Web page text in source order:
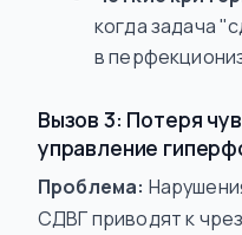
когда задача
в
Вызов 3: Потеря
управление
Проблема:
СДВГ приводят к